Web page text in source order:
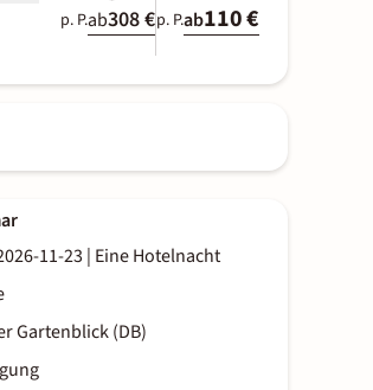
p. P.ab308 €p. P.ab110 €
11-23 | Eine Hotelnacht
Gartenblick (DB)